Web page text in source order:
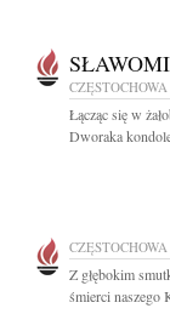
CZĘSTOCHOWA
Łącząc się w
Dworaka
CZĘSTOCHOWA
Z głębokim
śmierci naszego